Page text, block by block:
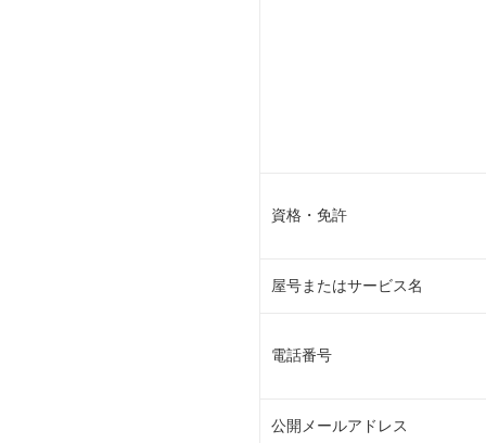
資格・免許
屋号またはサービス名
電話番号
公開メールアドレス